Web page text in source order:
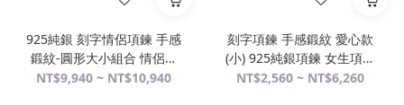
925純銀 刻字情侶項鍊 手感
鍛紋-圓形大小組合 情侶對
鍊訂製 紀念日 情人節禮物
NT$9,940 ~ NT$10,940
刻字項鍊 手感鍛紋 愛心款
(小) 925純銀項鍊 女生項鍊
男生項鍊
NT$2,560 ~ NT$6,260